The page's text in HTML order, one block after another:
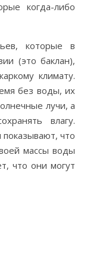
когда-либо
которые в
(это баклан),
климату.
без воды, их
лучи, а
влагу.
что
массы воды
что они могут